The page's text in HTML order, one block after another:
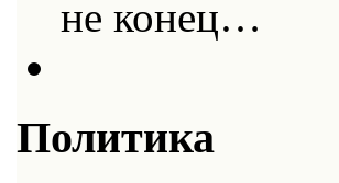
не конец…
Политика